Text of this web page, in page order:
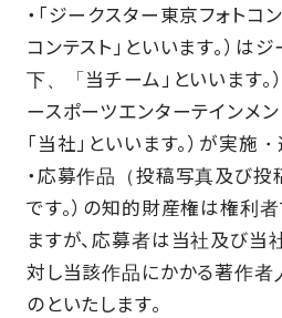
・「ジークスター東京フォトコ
コンテスト」といいます。）は
下、「当チーム」といいます。
ースポーツエンターテインメン
「当社」といいます。）が実施
・応募作品（投稿写真及び投
です。）の知的財産権は権利
ますが、応募者は当社及び当
対し当該作品にかかる著作者
のといたします。